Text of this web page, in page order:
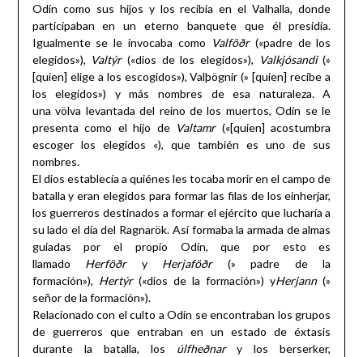
Odín como sus hijos y los recibía en el Valhalla, donde
participaban en un eterno banquete que él presidía.
Igualmente se le invocaba como Valföðr(«padre de los
elegidos»), Valtýr(«dios de los elegidos»), Valkjósandi(»
[quien] elige a los escogidos»), Valþögnir (» [quien] recibe a
los elegidos») y más nombres de esa naturaleza. A
una völva levantada del reino de los muertos, Odín se le
presenta como el hijo de Valtamr(«[quien] acostumbra
escoger los elegidos «), que también es uno de sus
nombres.
El dios establecía a quiénes les tocaba morir en el campo de
batalla y eran elegidos para formar las filas de los einherjar,
los guerreros destinados a formar el ejército que lucharía a
su lado el día del Ragnarök. Así formaba la armada de almas
guiadas por el propio Odín, que por esto es
llamado Herföðry Herjaföðr(» padre de la
formación»), Hertýr(«dios de la formación») yHerjann(»
señor de la formación»).
Relacionado con el culto a Odín se encontraban los grupos
de guerreros que entraban en un estado de éxtasis
durante la batalla, los úlfheðnary los berserker,